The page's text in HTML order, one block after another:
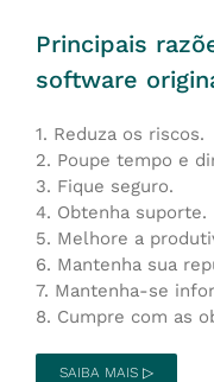
Principais
software
1. Reduza os riscos.
2. Poupe tempo e
3. Fique seguro.
4. Obtenha suporte.
5. Melhore a
6. Mantenha sua
7. Mantenha-se
8. Cumpre com as
SAIBA MAIS ▷